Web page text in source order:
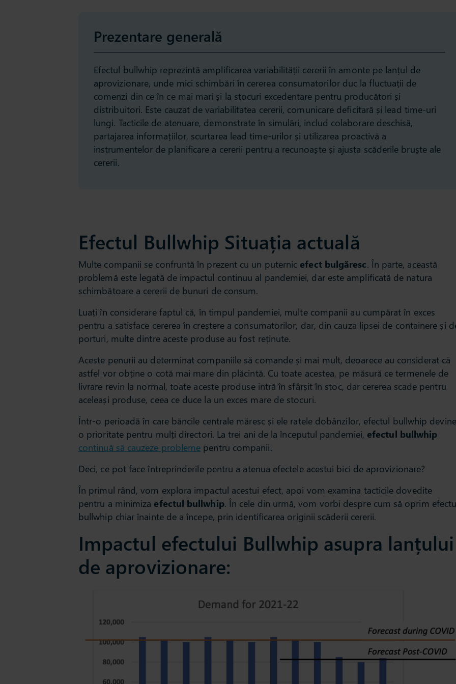
Prezentare generală
Efectul bullwhip reprezintă amplificarea variabilității cererii în amonte pe lanțul de
aprovizionare, unde mici schimbări în cererea consumatorilor duc la fluctuații de
comenzi din ce în ce mai mari și la stocuri excedentare pentru producători și
distribuitori. Este cauzat de variabilitatea cererii, comunicare deficitară și lead time-uri
lungi. Tacticile de atenuare, demonstrate în simulări, includ colaborare deschisă,
partajarea informațiilor, scurtarea lead time-urilor și utilizarea proactivă a
instrumentelor de planificare a cererii pentru a recunoaște și ajusta scăderile bruște ale
cererii.
Efectul Bullwhip Situația actuală
Multe companii se confruntă în prezent cu un puternic efect bulgăresc. În parte, această
problemă este legată de impactul continuu al pandemiei, dar este amplificată de natura
schimbătoare a cererii de bunuri de consum.
Luați în considerare faptul că, în timpul pandemiei, multe companii au cumpărat în exces
pentru a satisface cererea în creștere a consumatorilor, dar, din cauza lipsei de containere și
porturi, multe dintre aceste produse au fost reținute.
Aceste penurii au determinat companiile să comande și mai mult, deoarece au considerat că
astfel vor obține o cotă mai mare din plăcintă. Cu toate acestea, pe măsură ce termenele de
livrare revin la normal, toate aceste produse intră în sfârșit în stoc, dar cererea scade pentru
aceleași produse, ceea ce duce la un exces mare de stocuri.
Într-o perioadă în care băncile centrale măresc și ele ratele dobânzilor, efectul bullwhip devine
o prioritate pentru mulți directori. La trei ani de la începutul pandemiei, efectul bullwhip
continuă să cauzeze probleme pentru companii.
Deci, ce pot face întreprinderile pentru a atenua efectele acestui bici de aprovizionare?
În primul rând, vom explora impactul acestui efect, apoi vom examina tacticile dovedite
pentru a minimiza efectul bullwhip. În cele din urmă, vom vorbi despre cum să oprim
bullwhip chiar înainte de a începe, prin identificarea originii scăderii cererii.
Impactul efectului Bullwhip asupra lanțului
de aprovizionare: